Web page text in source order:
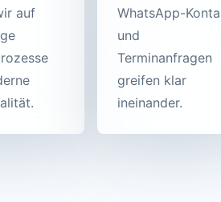
auf
WhatsApp-
und
Terminanfragen
greifen klar
ineinander.